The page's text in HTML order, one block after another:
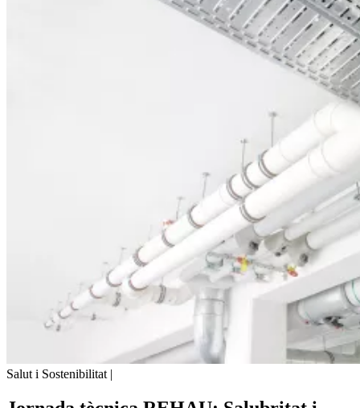
Salut i Sostenibilitat |